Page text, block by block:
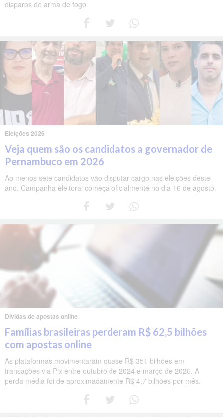
disparos de arma de fogo
Eleições 2026
Veja quem são os candidatos a governador de
Pernambuco em 2026
Ao menos sete candidatos vão disputar cargo nas eleições deste
ano. Campanha eleitoral começa oficialmente no dia 16 de agosto.
Dívidas de apostas online
Famílias brasileiras perderam R$ 62,5 bilhões
com apostas online
As plataformas movimentaram quase R$ 351 bilhões em
transações via Pix entre outubro de 2024 e março de 2026. A
perda média foi de aproximadamente R$ 4,7 bilhões por mês.